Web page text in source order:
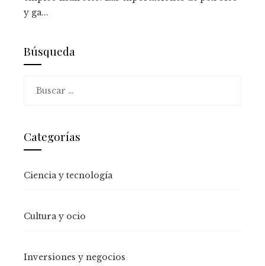
y ga...
Búsqueda
Categorías
Ciencia y tecnología
Cultura y ocio
Inversiones y negocios